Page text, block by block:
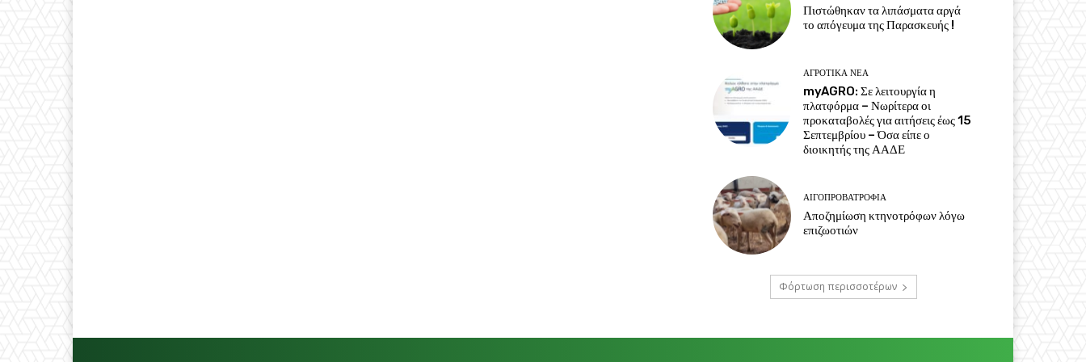
Πιστώθηκαν τα λιπάσματα αργά
το απόγευμα της Παρασκευής !
ΑΓΡΟΤΙΚΆ ΝΈΑ
myAGRO: Σε λειτουργία η
πλατφόρμα – Νωρίτερα οι
προκαταβολές για αιτήσεις έως 15
Σεπτεμβρίου – Όσα είπε ο
διοικητής της ΑΑΔΕ
ΑΙΓΟΠΡΟΒΑΤΡΟΦΊΑ
Αποζημίωση κτηνοτρόφων λόγω
επιζωοτιών
Φόρτωση περισσοτέρων